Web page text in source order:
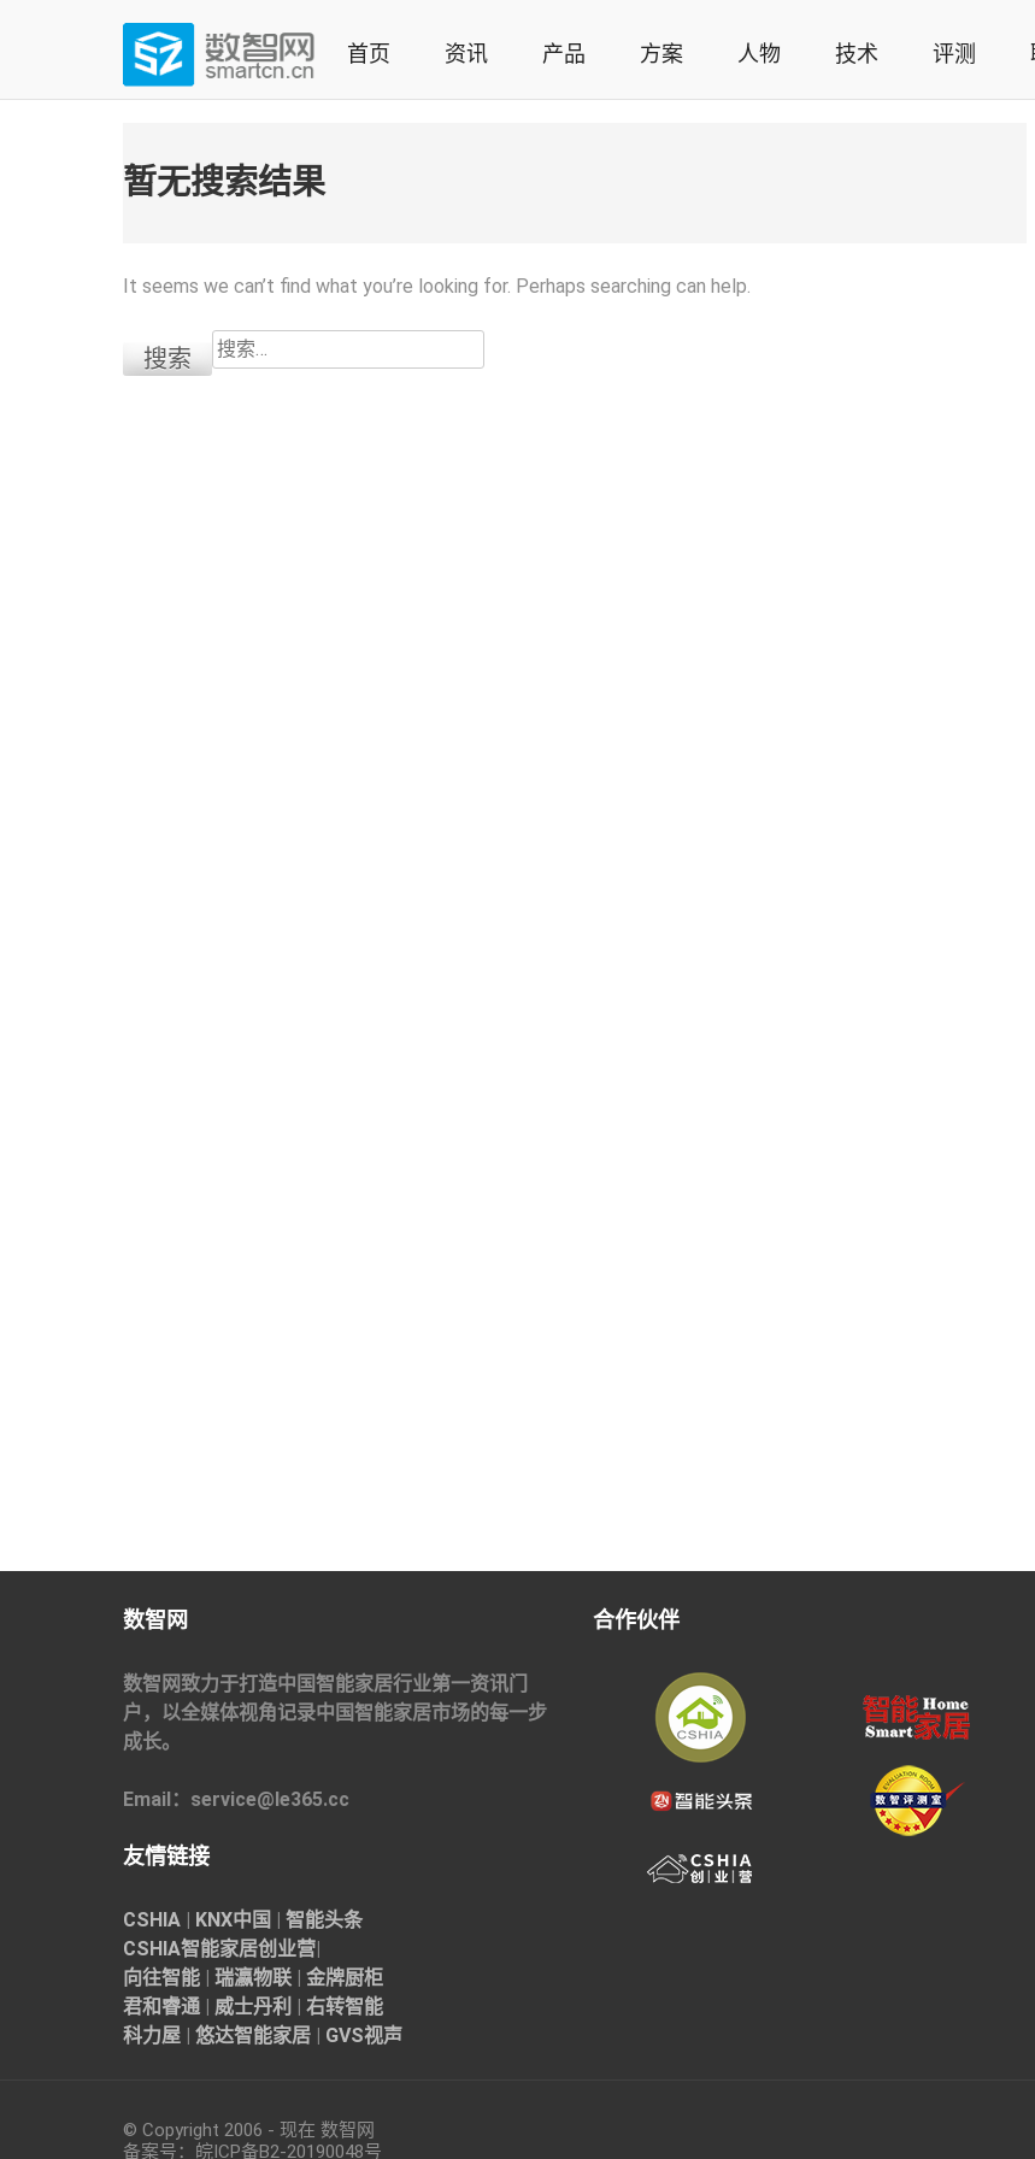
(Press
数智网
智能家居第一资讯门户 | 智能家居系统，智能家居产品，智能家居解决方案，智能家居技术应用，智能家居行业观点，智能家居项目
首页 资讯 产品 方案 人物 技术 评测
暂无搜索结果
It seems we can’t find what you’re looking for. Perhaps searching can help.
搜
索：
数智网
数智网致力于打造中国智能家居行业第一资讯门
户，以全媒体视角记录中国智能家居市场的每一步
成长。
Email：service@le365.cc
友情链接
CSHIA | KNX中国 | 智能头条
CSHIA智能家居创业营|
向往智能 | 瑞瀛物联 | 金牌厨柜
君和睿通 | 威士丹利 | 右转智能
科力屋 | 悠达智能家居 | GVS视声
合作伙伴
© Copyright 2006 - 现在 数智网
备案号： 皖ICP备B2-20190048号